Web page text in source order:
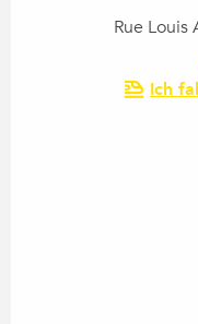
Rue
Ich